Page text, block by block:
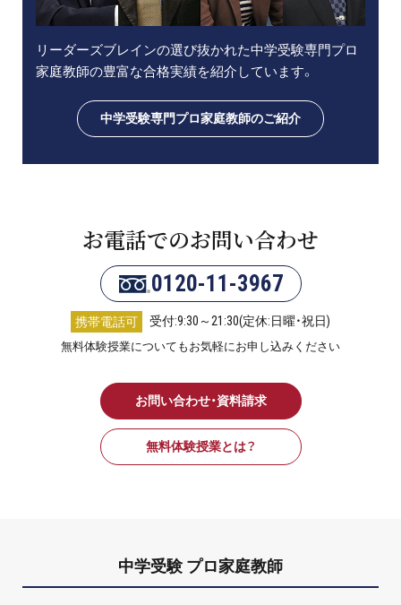
リーダーズブレインの選び抜かれた中学受験専門プロ
家庭教師の豊富な合格実績を紹介しています。
中学受験専門プロ家庭教師のご紹介
お電話でのお問い合わせ
0120-11-3967
携帯電話可 受付:9:30～21:30(定休:日曜・祝日)
無料体験授業についてもお気軽にお申し込みください
お問い合わせ・資料請求
無料体験授業とは？
中学受験 プロ家庭教師